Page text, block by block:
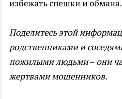
избежать спешки и обмана.
Поделитесь этой
родственниками и
пожилыми людьми – они
жертвами мошенников.